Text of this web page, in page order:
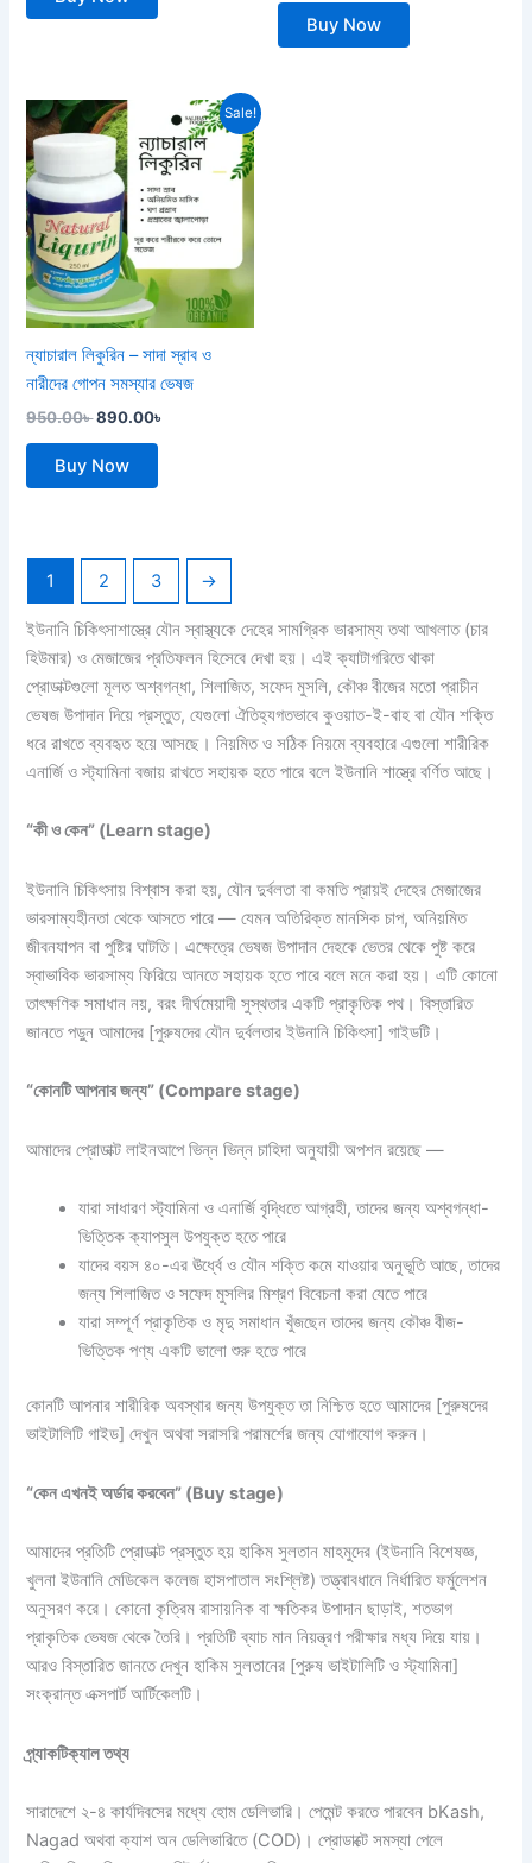
Buy Now
Sale!
ন্যাচারাল লিকুরিন – সাদা স্রাব ও
নারীদের গোপন সমস্যার ভেষজ
950.00৳
Original
price
was:
950.00৳ .
890.00৳
Current
price
is:
890.00৳ .
Buy Now
1 2 3 →
ইউনানিচিকিৎসাশাস্ত্রে যৌন স্বাস্থ্যকে দেহেরসামগ্রিক ভারসাম্য তথা আখলাত (চার
হিউমার) ও মেজাজের প্রতিফলন হিসেবে দেখাহয়। এই ক্যাটাগরিতে থাকা
প্রোডাক্টগুলোমূলত অশ্বগন্ধা, শিলাজিত, সফেদ মুসলি,কৌঞ্চ বীজের মতো প্রাচীন
ভেষজ উপাদানদিয়ে প্রস্তুত, যেগুলো ঐতিহ্যগতভাবেকুওয়াত-ই-বাহ বা যৌন শক্তি
ধরে রাখতেব্যবহৃত হয়ে আসছে। নিয়মিত ও সঠিকনিয়মে ব্যবহারে এগুলো শারীরিক
এনার্জি ওস্ট্যামিনা বজায় রাখতে সহায়ক হতে পারেবলে ইউনানি শাস্ত্রে বর্ণিত আছে।
“কী ও কেন” (Learn stage)
ইউনানিচিকিৎসায় বিশ্বাস করা হয়, যৌন দুর্বলতাবা কমতি প্রায়ই দেহের মেজাজের
ভারসাম্যহীনতা থেকে আসতে পারে — যেমনঅতিরিক্ত মানসিক চাপ, অনিয়মিত
জীবনযাপনবা পুষ্টির ঘাটতি। এক্ষেত্রে ভেষজ উপাদানদেহকে ভেতর থেকে পুষ্ট করে
স্বাভাবিক ভারসাম্যফিরিয়ে আনতেসহায়ক হতে পারে বলেমনে করা হয়।এটি কোনো
তাৎক্ষণিক সমাধান নয়,বরংদীর্ঘমেয়াদী সুস্থতার একটিপ্রাকৃতিক পথ।বিস্তারিত
জানতেপড়ুন আমাদের [পুরুষদের যৌন দুর্বলতার ইউনানি চিকিৎসা]গাইডটি।
“কোনটি আপনার জন্য” (Compare stage)
আমাদের প্রোডাক্টলাইনআপে ভিন্ন ভিন্নচাহিদা অনুযায়ীঅপশন রয়েছে —
যারাসাধারণ স্ট্যামিনাও এনার্জিবৃদ্ধিতে আগ্রহী,তাদের জন্যঅশ্বগন্ধা-
ভিত্তিক ক্যাপসুলউপযুক্ত হতে পারে
যাদেরবয়স ৪০-এর ঊর্ধ্বে ওযৌন শক্তি কমেযাওয়ার অনুভূতি আছে,তাদের
জন্য শিলাজিত ওসফেদ মুসলিরমিশ্রণ বিবেচনা করা যেতেপারে
যারাসম্পূর্ণ প্রাকৃতিক ওমৃদু সমাধান খুঁজছেনতাদের জন্য কৌঞ্চবীজ-
ভিত্তিক পণ্য একটিভালো শুরু হতে পারে
কোনটি আপনার শারীরিকঅবস্থার জন্য উপযুক্ততা নিশ্চিত হতে আমাদের [পুরুষদের
ভাইটালিটি গাইড] দেখুন অথবাসরাসরি পরামর্শেরজন্য যোগাযোগ করুন।
“কেন এখনই অর্ডার করবেন” (Buy stage)
আমাদের প্রতিটি প্রোডাক্টপ্রস্তুত হয় হাকিমসুলতান মাহমুদের (ইউনানিবিশেষজ্ঞ,
খুলনা ইউনানিমেডিকেল কলেজহাসপাতাল সংশ্লিষ্ট)তত্ত্বাবধানে নির্ধারিতফর্মুলেশন
অনুসরণ করে।কোনো কৃত্রিমরাসায়নিক বা ক্ষতিকরউপাদান ছাড়াই, শতভাগ
প্রাকৃতিক ভেষজ থেকেতৈরি। প্রতিটিব্যাচ মাননিয়ন্ত্রণ পরীক্ষার মধ্যদিয়ে যায়।
আরওবিস্তারিত জানতে দেখুনহাকিম সুলতানের [পুরুষ ভাইটালিটি ও স্ট্যামিনা]
সংক্রান্ত এক্সপার্টআর্টিকেলটি।
প্র্যাকটিক্যাল তথ্য
সারাদেশে ২-৪কার্যদিবসের মধ্যে হোমডেলিভারি। পেমেন্ট করতেপারবেন bKash,
Nagadঅথবা ক্যাশ অনডেলিভারিতে (COD)।প্রোডাক্টে সমস্যা পেলে